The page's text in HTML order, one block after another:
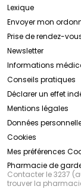
Lexique
Envoyer mon
Prise de rendez-
Newsletter
Informations
Conseils pratiques
Déclarer un effet
Mentions légales
Données
Cookies
Mes préférences
Pharmacie de
Contacter le 3237
trouver la